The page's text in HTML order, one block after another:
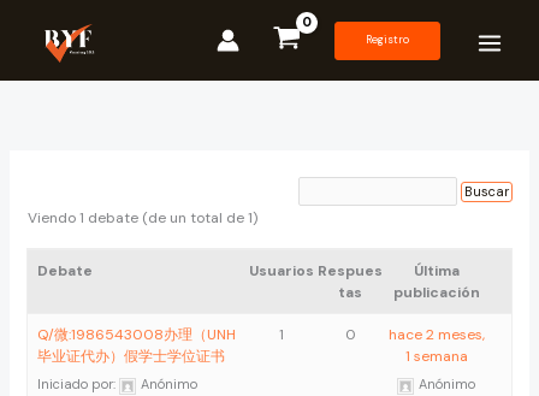
contenido
Registro
Viendo 1 debate (de un total de 1)
Debate Usuarios Respues
tas
Última
publicación
Q/微:1986543008办理（UNH
毕业证代办）假学士学位证书
Iniciado por:
Anónimo
1 0
hace 2 meses,
1 semana
Anónimo